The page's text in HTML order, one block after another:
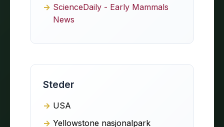
ScienceDaily - Early Mammals
News
Steder
USA
Yellowstone nasjonalpark